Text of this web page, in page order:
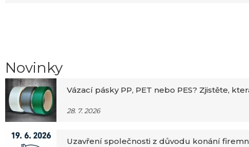
Novinky
Vázací pásky PP, PET nebo PES? Zjistěte,
28. 7. 2026
Uzavření společnosti z důvodu konání